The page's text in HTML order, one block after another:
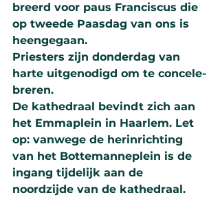
breerd voor paus Fran­cis­cus die
op tweede Paas­dag van ons is
heen­ge­gaan.
Pries­ters zijn don­der­dag van
harte uit­ge­no­digd om te con­ce­le­
breren.
De ka­the­draal bevindt zich aan
het Emma­plein in Haar­lem. Let
op: van­wege de herinrich­ting
van het Bottemanne­plein is de
ingang tij­de­lijk aan de
noordzijde van de ka­the­draal.